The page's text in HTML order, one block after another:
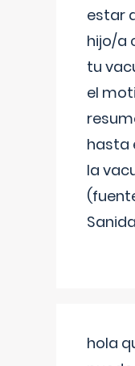
estar
hijo/a
tu
el
hasta
la
hola